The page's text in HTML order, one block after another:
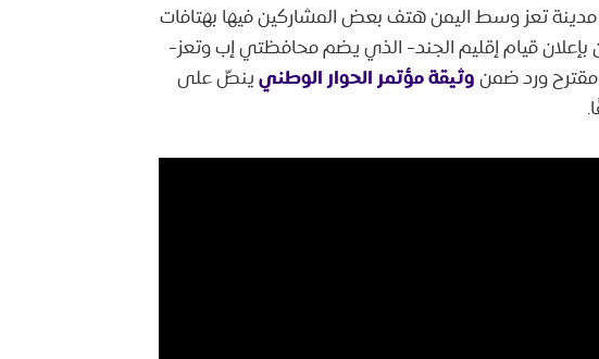
تعز وسط اليمن هتف بعض المشاركين فيها بهتافات
وقد طالب المتظاهرون بإعلان قيام إقليم الجند- الذي يضم محافظتي إب وتعز-
وثيقة مؤتمر الحوار الوطنيينصّ على